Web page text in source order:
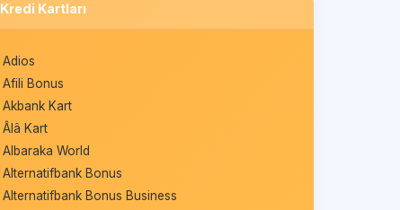
Kredi Kartları
Adios
Afili Bonus
Akbank Kart
Âlâ Kart
Albaraka World
Alternatifbank Bonus
Alternatifbank Bonus Business